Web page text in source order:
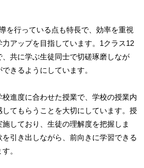
を行っている点も特長で、効率を重視
力アップを目指しています。1クラス12
共に学ぶ生徒同士で切磋琢磨しなが
きるようにしています。
進度に合わせた授業で、学校の授業内
てもらうことを大切にしています。授
しており、生徒の理解度を把握しま
引き出しながら、前向きに学習できる
。